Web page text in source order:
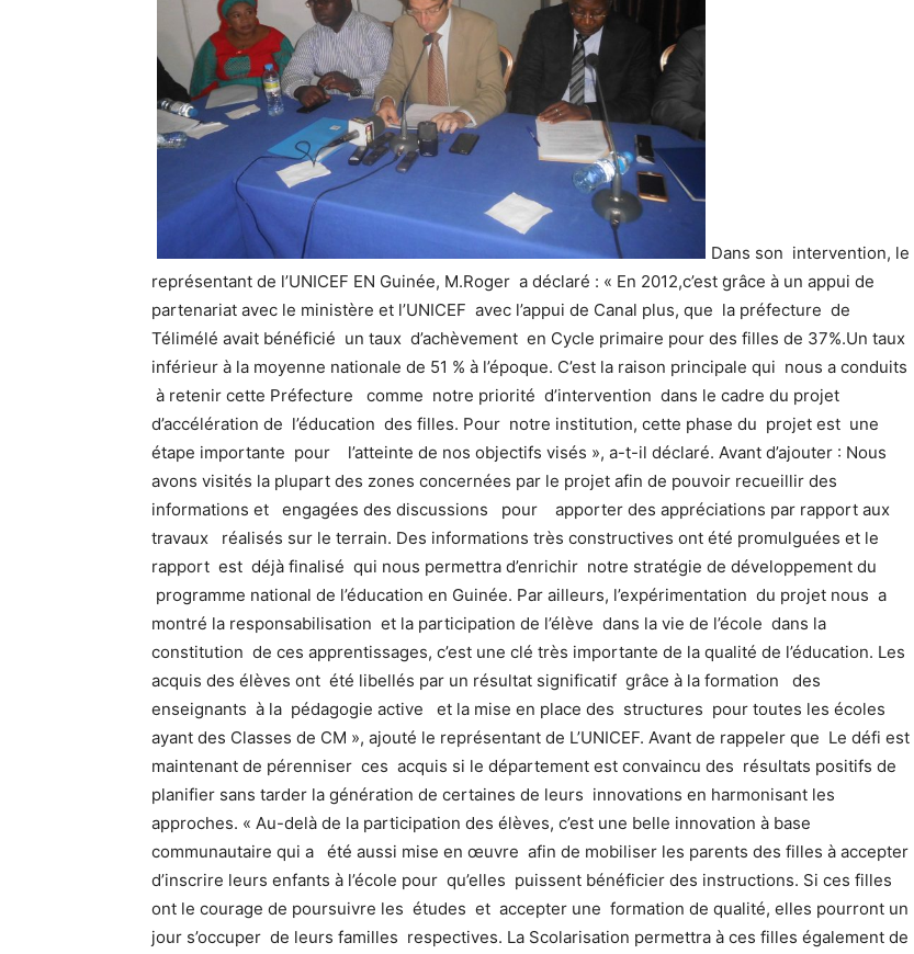
Dans son intervention, le
représentant de l’UNICEF EN Guinée, M.Roger a déclaré : « En 2012,c’est grâce à un appui de
partenariat avec le ministère et l’UNICEF avec l’appui de Canal plus, que la préfecture de
Télimélé avait bénéficié un taux d’achèvement en Cycle primaire pour des filles de 37%.Un taux
inférieur à la moyenne nationale de 51 % à l’époque. C’est la raison principale qui nous a conduits
à retenir cette Préfecture comme notre priorité d’intervention dans le cadre du projet
d’accélération de l’éducation des filles. Pour notre institution, cette phase du projet est une
étape importante pour l’atteinte de nos objectifs visés », a-t-il déclaré. Avant d’ajouter : Nous
avons visités la plupart des zones concernées par le projet afin de pouvoir recueillir des
informations et engagées des discussions pour apporter des appréciations par rapport aux
travaux réalisés sur le terrain. Des informations très constructives ont été promulguées et le
rapport est déjà finalisé qui nous permettra d’enrichir notre stratégie de développement du
programme national de l’éducation en Guinée. Par ailleurs, l’expérimentation du projet nous a
montré la responsabilisation et la participation de l’élève dans la vie de l’école dans la
constitution de ces apprentissages, c’est une clé très importante de la qualité de l’éducation. Les
acquis des élèves ont été libellés par un résultat significatif grâce à la formation des
enseignants à la pédagogie active et la mise en place des structures pour toutes les écoles
ayant des Classes de CM », ajouté le représentant de L’UNICEF. Avant de rappeler que Le défi est
maintenant de pérenniser ces acquis si le département est convaincu des résultats positifs de
planifier sans tarder la génération de certaines de leurs innovations en harmonisant les
approches. « Au-delà de la participation des élèves, c’est une belle innovation à base
communautaire qui a été aussi mise en œuvre afin de mobiliser les parents des filles à accepter
d’inscrire leurs enfants à l’école pour qu’elles puissent bénéficier des instructions. Si ces filles
ont le courage de poursuivre les études et accepter une formation de qualité, elles pourront un
jour s’occuper de leurs familles respectives. La Scolarisation permettra à ces filles également de